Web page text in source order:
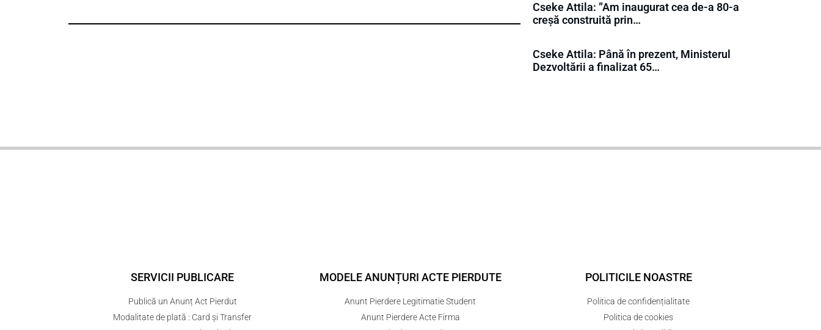
Cseke Attila: ”Am inaugurat cea de-a 80-a
creșă construită prin…
Cseke Attila: Până în prezent, Ministerul
Dezvoltării a finalizat 65…
SERVICII PUBLICARE
Publică un Anunț Act Pierdut
Modalitate de plată : Card și Transfer
MODELE ANUNȚURI ACTE PIERDUTE
Anunt Pierdere Legitimatie Student
Anunt Pierdere Acte Firma
POLITICILE NOASTRE
Politica de confidențialitate
Politica de cookies